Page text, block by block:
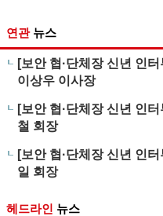
연관 뉴스
[보안 협·단체장 신년 인
이상우 이사장
[보안 협·단체장 신년 인
철 회장
[보안 협·단체장 신년 인
일 회장
헤드라인 뉴스